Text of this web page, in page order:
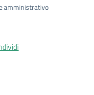
amministrativo